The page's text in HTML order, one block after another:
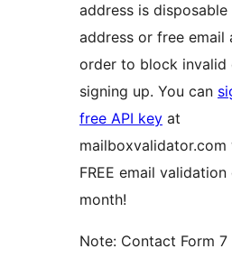
address is disposable
address or free email
order to block invalid
signing up. You can
free API key at
FREE email
month!
Note: Contact Form